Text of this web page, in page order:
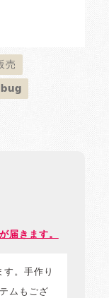
売
届きます。
。手作り
ムもござ